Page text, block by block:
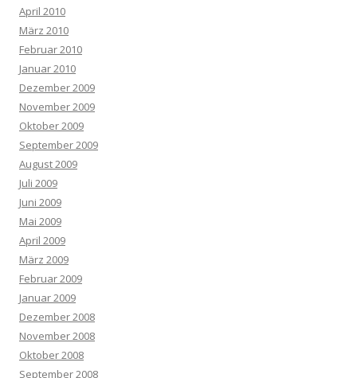
April 2010
März 2010
Februar 2010
Januar 2010
Dezember 2009
November 2009
Oktober 2009
September 2009
August 2009
Juli 2009
Juni 2009
Mai 2009
April 2009
März 2009
Februar 2009
Januar 2009
Dezember 2008
November 2008
Oktober 2008
September 2008